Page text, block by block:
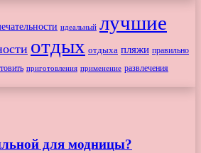
идеальный лучшие
отдых отдыха пляжи правильно
приготовления применение развлечения
для модницы?